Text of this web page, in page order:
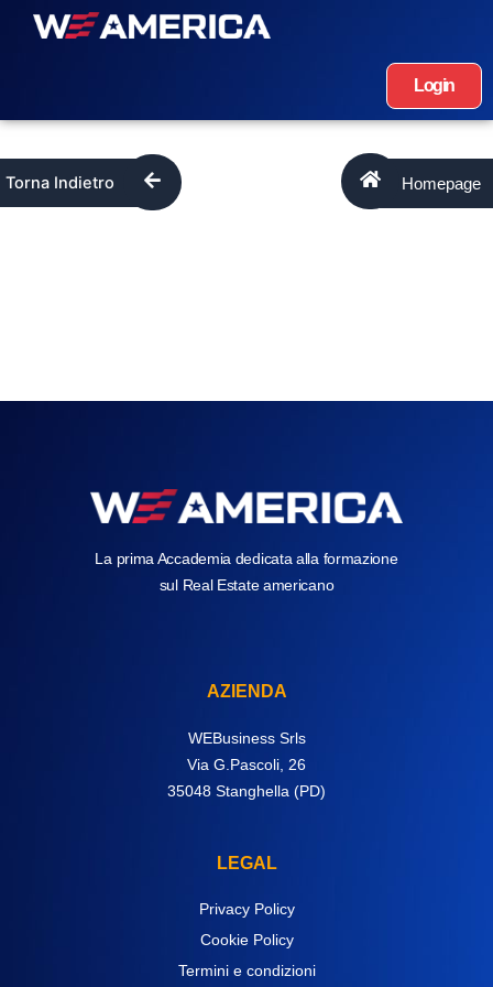
Login
Homepage
La prima Accademia dedicata alla formazione
sul Real Estate americano
AZIENDA
WEBusiness Srls
Via G.Pascoli, 26
35048 Stanghella (PD)
LEGAL
Privacy Policy
Cookie Policy
Termini e condizioni